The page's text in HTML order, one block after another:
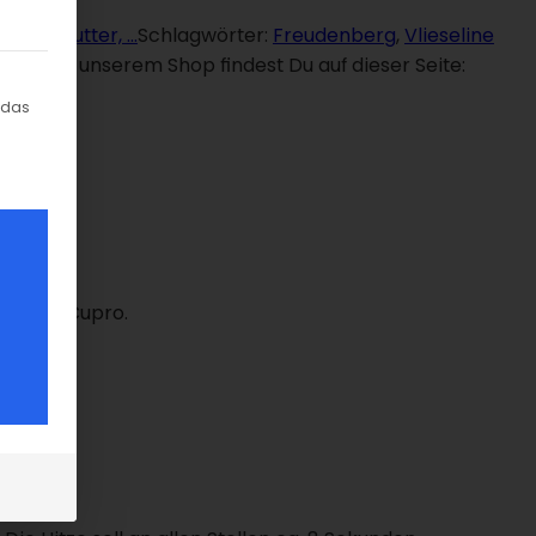
Futter, …Schlagwörter: Freudenberg, Vlieseline
in unserem Shop findest Du auf dieser Seite:
und Cupro.
erteilt werden kann. Die erste Service-Gruppe ist